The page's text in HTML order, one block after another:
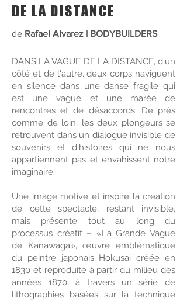
DE LA DISTANCE
de Rafael Alvarez | BODYBUILDERS
DANS LA VAGUE DE LA DISTANCE, d'un
côté et de l'autre, deux corps naviguent
en silence dans une danse fragile qui
est une vague et une marée de
rencontres et de désaccords. De près
comme de loin, les deux plongeurs se
retrouvent dans un dialogue invisible de
souvenirs et d'histoires qui ne nous
appartiennent pas et envahissent notre
imaginaire.
Une image motive et inspire la création
de cette spectacle, restant invisible,
mais présente tout au long du
processus créatif – «La Grande Vague
de Kanawaga», œuvre emblématique
du peintre japonais Hokusai créée en
1830 et reproduite à partir du milieu des
années 1870, à travers un série de
lithographies basées sur la technique